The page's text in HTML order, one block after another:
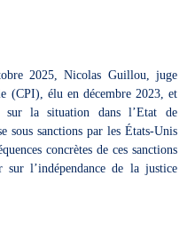
2025, Nicolas Guillou, juge
(CPI), élu en décembre 2023, et
sur la situation dans l’Etat de
sous sanctions par les États-Unis
concrètes de ces sanctions
sur l’indépendance de la justice